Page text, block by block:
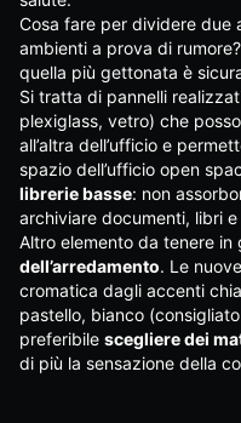
Cosa fare per dividere due
ambienti a prova di
quella più gettonata è
Si tratta di pannelli
plexiglass, vetro) che
all’altra dell’ufficio e
spazio dell’ufficio open
librerie basse: non
archiviare documenti, libri
Altro elemento da tenere
dell’arredamento. Le
cromatica dagli accenti
pastello, bianco
preferibile scegliere dei
di più la sensazione della